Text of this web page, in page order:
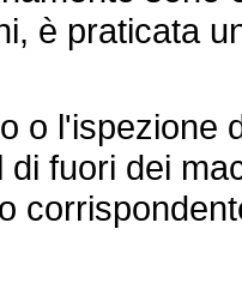
è praticata
l'ispezione
fuori dei